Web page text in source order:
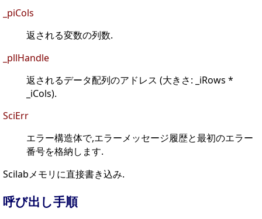
_piCols
返される変数の列数.
_pllHandle
返されるデータ配列のアドレス (大きさ: _iRows *
_iCols).
SciErr
エラー構造体で,エラーメッセージ履歴と最初のエラー
番号を格納します.
Scilabメモリに直接書き込み.
呼び出し手順